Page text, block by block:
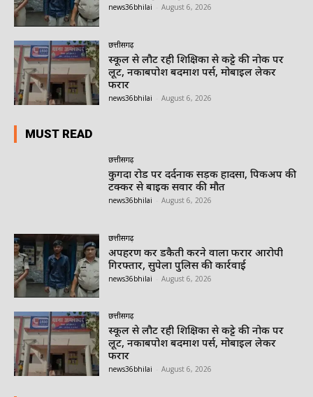
news36bhilai August 6, 2026
छत्तीसगढ़
स्कूल से लौट रही शिक्षिका से कट्टे की नोक पर
लूट, नकाबपोश बदमाश पर्स, मोबाइल लेकर
फरार
news36bhilai August 6, 2026
MUST READ
छत्तीसगढ़
कुगदा रोड पर दर्दनाक सड़क हादसा, पिकअप की
टक्कर से बाइक सवार की मौत
news36bhilai August 6, 2026
छत्तीसगढ़
अपहरण कर डकैती करने वाला फरार आरोपी
गिरफ्तार, सुपेला पुलिस की कार्रवाई
news36bhilai August 6, 2026
छत्तीसगढ़
स्कूल से लौट रही शिक्षिका से कट्टे की नोक पर
लूट, नकाबपोश बदमाश पर्स, मोबाइल लेकर
फरार
news36bhilai August 6, 2026